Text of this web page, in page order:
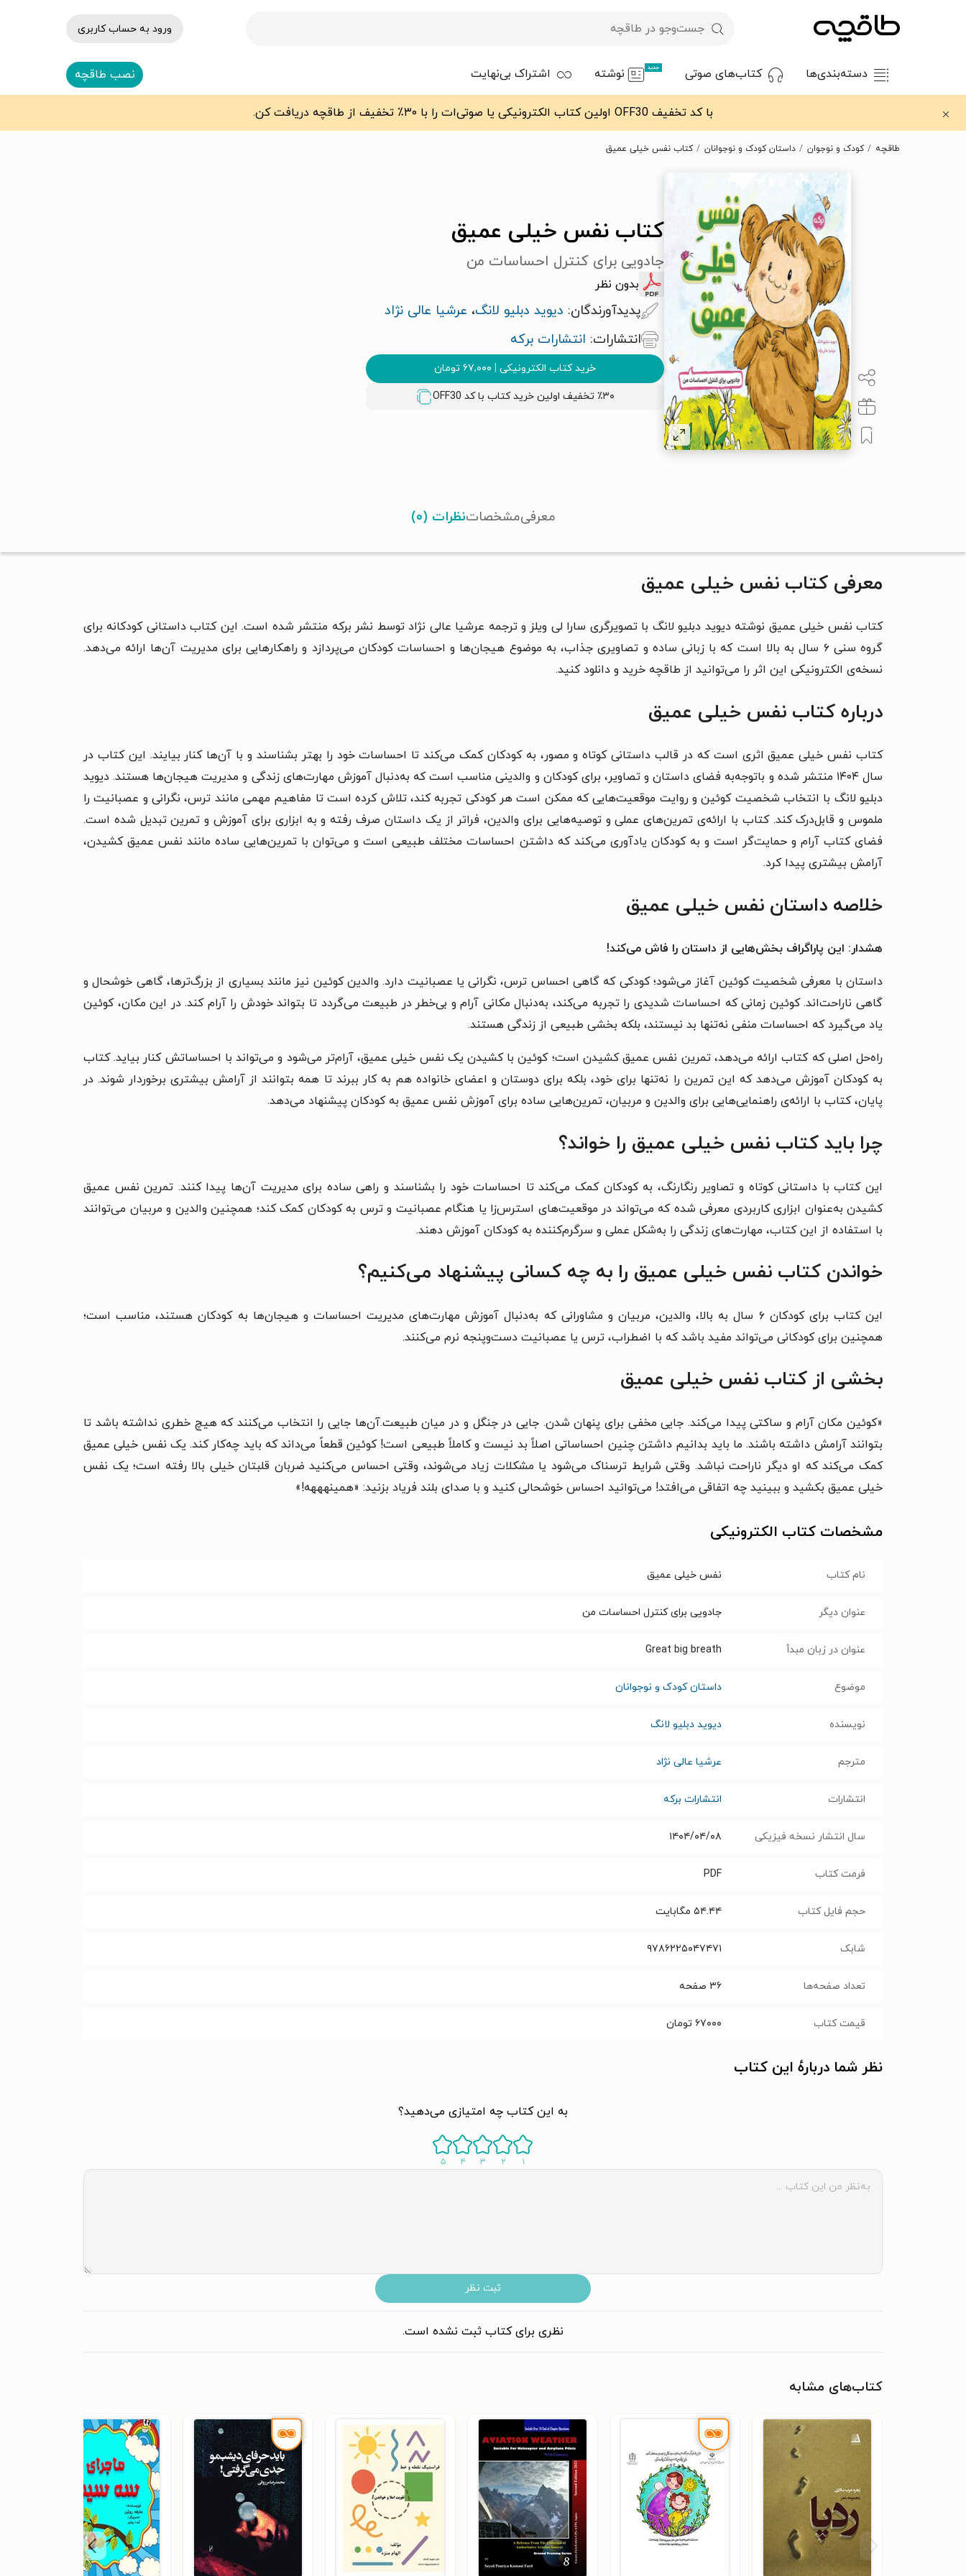
ورود به حساب کاربری
دسته‌بندی‌ها کتاب‌های صوتی جدید نوشته اشتراک بی‌نهایت نصب طاقچه
با کد تخفیف OFF30 اولین کتاب الکترونیکی یا صوتی‌ات را با ۳۰٪ تخفیف از طاقچه دریافت کن.
طاقچه کودک و نوجوان داستان کودک و نوجوانان کتاب نفس خیلی عمیق
کتاب نفس خیلی عمیق
جادویی برای کنترل احساسات من
بدون نظر
پدیدآورندگان: دیوید دبلیو لانگ، عرشیا عالی نژاد
انتشارات: انتشارات برکه
خرید کتاب الکترونیکی | ۶۷,۰۰۰ تومان
٪۳۰ تخفیف اولین خرید کتاب با کد OFF30
معرفیمشخصاتنظرات (۰)
معرفی کتاب نفس خیلی عمیق
کتاب نفس خیلی عمیق نوشته دیوید دبلیو لانگ با تصویرگری سارا لی ویلز و ترجمه عرشیا عالی نژاد توسط نشر برکه منتشر شده است. این کتاب داستانی کودکانه برای
گروه سنی ۶ سال به بالا است که با زبانی ساده و تصاویری جذاب، به موضوع هیجان‌ها و احساسات کودکان می‌پردازد و راهکارهایی برای مدیریت آن‌ها ارائه می‌دهد.
نسخه‌ی الکترونیکی این اثر را می‌توانید از طاقچه خرید و دانلود کنید.
درباره کتاب نفس خیلی عمیق
کتاب نفس خیلی عمیق اثری است که در قالب داستانی کوتاه و مصور، به کودکان کمک می‌کند تا احساسات خود را بهتر بشناسند و با آن‌ها کنار بیایند. این کتاب در
سال ۱۴۰۴ منتشر شده و باتوجه‌به فضای داستان و تصاویر، برای کودکان و والدینی مناسب است که به‌دنبال آموزش مهارت‌های زندگی و مدیریت هیجان‌ها هستند. دیوید
دبلیو لانگ با انتخاب شخصیت کوئین و روایت موقعیت‌هایی که ممکن است هر کودکی تجربه کند، تلاش کرده است تا مفاهیم مهمی مانند ترس، نگرانی و عصبانیت را
ملموس و قابل‌درک کند. کتاب با ارائه‌ی تمرین‌های عملی و توصیه‌هایی برای والدین، فراتر از یک داستان صرف رفته و به ابزاری برای آموزش و تمرین تبدیل شده است.
فضای کتاب آرام و حمایت‌گر است و به کودکان یادآوری می‌کند که داشتن احساسات مختلف طبیعی است و می‌توان با تمرین‌هایی ساده مانند نفس عمیق کشیدن،
آرامش بیشتری پیدا کرد.
خلاصه داستان نفس خیلی عمیق
هشدار: این پاراگراف بخش‌هایی از داستان را فاش می‌کند!
داستان با معرفی شخصیت کوئین آغاز می‌شود؛ کودکی که گاهی احساس ترس، نگرانی یا عصبانیت دارد. والدین کوئین نیز مانند بسیاری از بزرگ‌ترها، گاهی خوشحال و
گاهی ناراحت‌اند. کوئین زمانی که احساسات شدیدی را تجربه می‌کند، به‌دنبال مکانی آرام و بی‌خطر در طبیعت می‌گردد تا بتواند خودش را آرام کند. در این مکان، کوئین
یاد می‌گیرد که احساسات منفی نه‌تنها بد نیستند، بلکه بخشی طبیعی از زندگی هستند.
راه‌حل اصلی که کتاب ارائه می‌دهد، تمرین نفس عمیق کشیدن است؛ کوئین با کشیدن یک نفس خیلی عمیق، آرام‌تر می‌شود و می‌تواند با احساساتش کنار بیاید. کتاب
به کودکان آموزش می‌دهد که این تمرین را نه‌تنها برای خود، بلکه برای دوستان و اعضای خانواده هم به کار ببرند تا همه بتوانند از آرامش بیشتری برخوردار شوند. در
پایان، کتاب با ارائه‌ی راهنمایی‌هایی برای والدین و مربیان، تمرین‌هایی ساده برای آموزش نفس عمیق به کودکان پیشنهاد می‌دهد.
چرا باید کتاب نفس خیلی عمیق را خواند؟
این کتاب با داستانی کوتاه و تصاویر رنگارنگ، به کودکان کمک می‌کند تا احساسات خود را بشناسند و راهی ساده برای مدیریت آن‌ها پیدا کنند. تمرین نفس عمیق
کشیدن به‌عنوان ابزاری کاربردی معرفی شده که می‌تواند در موقعیت‌های استرس‌زا یا هنگام عصبانیت و ترس به کودکان کمک کند؛ همچنین والدین و مربیان می‌توانند
با استفاده از این کتاب، مهارت‌های زندگی را به‌شکل عملی و سرگرم‌کننده به کودکان آموزش دهند.
خواندن کتاب نفس خیلی عمیق را به چه کسانی پیشنهاد می‌کنیم؟
این کتاب برای کودکان ۶ سال به بالا، والدین، مربیان و مشاورانی که به‌دنبال آموزش مهارت‌های مدیریت احساسات و هیجان‌ها به کودکان هستند، مناسب است؛
همچنین برای کودکانی می‌تواند مفید باشد که با اضطراب، ترس یا عصبانیت دست‌وپنجه نرم می‌کنند.
بخشی از کتاب نفس خیلی عمیق
«کوئین مکان آرام و ساکتی پیدا می‌کند. جایی مخفی برای پنهان شدن. جایی در جنگل و در میان طبیعت.آن‌ها جایی را انتخاب می‌کنند که هیچ خطری نداشته باشد تا
بتوانند آرامش داشته باشند. ما باید بدانیم داشتن چنین احساساتی اصلاً بد نیست و کاملاً طبیعی است! کوئین قطعاً می‌داند که باید چه‌کار کند. یک نفس خیلی عمیق
کمک می‌کند که او دیگر ناراحت نباشد. وقتی شرایط ترسناک می‌شود یا مشکلات زیاد می‌شوند، وقتی احساس می‌کنید ضربان قلبتان خیلی بالا رفته است؛ یک نفس
خیلی عمیق بکشید و ببینید چه اتفاقی می‌افتد! می‌توانید احساس خوشحالی کنید و با صدای بلند فریاد بزنید: «همینهههه!»
مشخصات کتاب الکترونیکی
نام کتاب نفس خیلی عمیق
عنوان دیگر جادویی برای کنترل احساسات من
عنوان در زبان مبدأ Great big breath
موضوع داستان کودک و نوجوانان
نویسنده دیوید دبلیو لانگ
مترجم عرشیا عالی نژاد
انتشارات انتشارات برکه
سال انتشار نسخه فیزیکی ۱۴۰۴/۰۴/۰۸
فرمت کتاب PDF
حجم فایل کتاب ۵۴.۴۴ مگابایت
شابک ۹۷۸۶۲۲۵۰۴۷۴۷۱
تعداد صفحه‌ها ۳۶ صفحه
قیمت کتاب ۶۷۰۰۰ تومان
نظر شما دربارهٔ این کتاب
به این کتاب چه امتیازی می‌دهید؟
۱ ۲ ۳ ۴ ۵
ثبت نظر
نظری برای کتاب ثبت نشده است.
کتاب‌های مشابه